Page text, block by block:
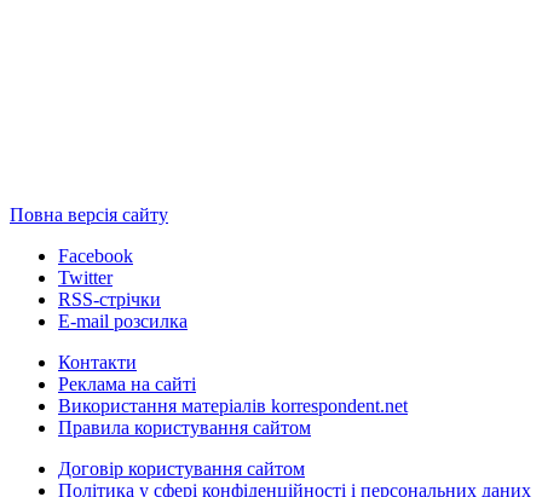
Повна версія сайту
Facebook
Twitter
RSS-стрічки
E-mail розсилка
Контакти
Реклама на сайті
Використання матеріалів korrespondent.net
Правила користування сайтом
Договір користування сайтом
Політика у сфері конфіденційності і персональних даних